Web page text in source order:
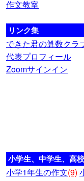
作文教室
リンク集
できた君の算数クラ
代表プロフィール
Zoomサインイン
小学生、中学生、高
小学1年生の作文(9)